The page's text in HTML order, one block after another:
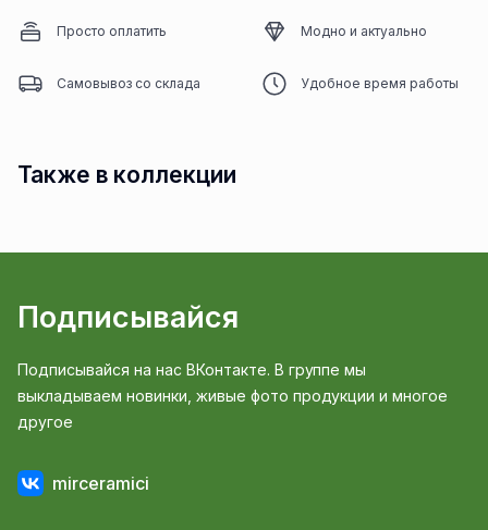
Просто оплатить Модно и актуально
Самовывоз со склада Удобное время работы
Также в коллекции
Подписывайся
Подписывайся на нас ВКонтакте. В группе мы
выкладываем новинки, живые фото продукции и многое
другое
mirceramici